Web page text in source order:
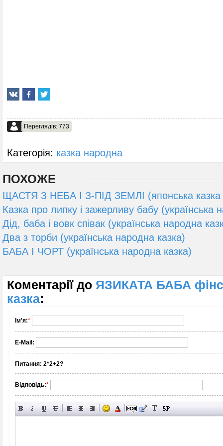
Переглядів: 773
Категорія: казка народна
ПОХОЖЕ
ЩАСТЯ З НЕБА І З-ПІД ЗЕМЛІ (японська казка
Казка про липку і зажерливу бабу (українська
Дід, баба і вовк співак (українська народна
Два з торби (українська народна казка)
БАБА І ЧОРТ (українська народна казка)
Коментарії до ЯЗИКАТА БАБА
казка:
Ім'я:*
E-Mail:
Питання: 2*2+2?
Відповідь:*